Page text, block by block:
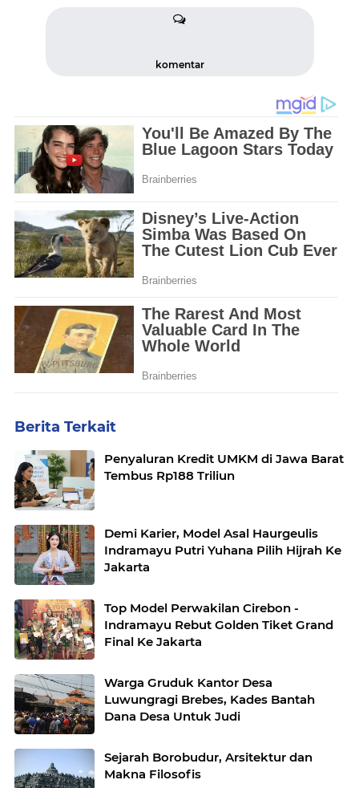
komentar
Berita Terkait
Penyaluran Kredit UMKM di Jawa Barat
Tembus Rp188 Triliun
Demi Karier, Model Asal Haurgeulis
Indramayu Putri Yuhana Pilih Hijrah Ke
Jakarta
Top Model Perwakilan Cirebon -
Indramayu Rebut Golden Tiket Grand
Final Ke Jakarta
Warga Gruduk Kantor Desa
Luwungragi Brebes, Kades Bantah
Dana Desa Untuk Judi
Sejarah Borobudur, Arsitektur dan
Makna Filosofis